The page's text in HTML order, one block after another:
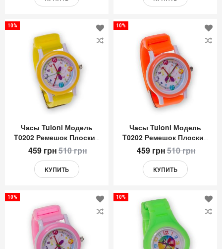
10%
Добавить
Часы Tuloni Модель
T0202 Ремешок Плоский
Цвет Желтый
459 грн510 грн
КУПИТЬ
10%
Часы Tuloni Модель
T0202 Ремешок Плоский
Цвет Оранжевый
459 грн510 грн
КУПИТЬ
10%
Добавить
10%